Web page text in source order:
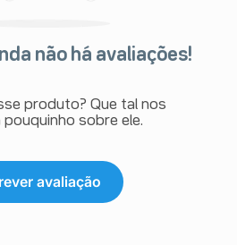
não há avaliações!
produto? Que tal nos
sobre ele.
avaliação